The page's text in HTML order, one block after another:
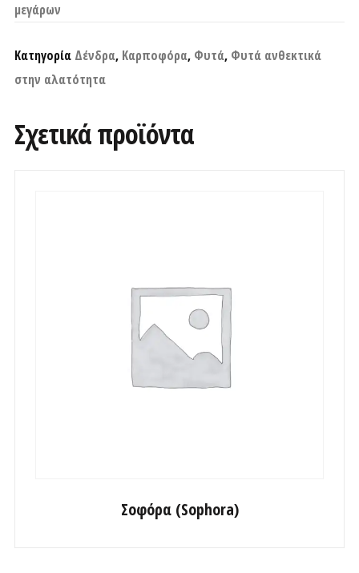
μεγάρων
Κατηγορία Δένδρα, Καρποφόρα, Φυτά, Φυτά ανθεκτικά
στην αλατότητα
Σχετικά προϊόντα
Σοφόρα (Sophora)